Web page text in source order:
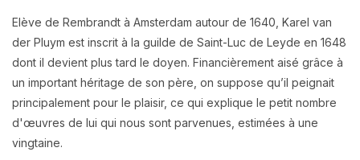
Elève de Rembrandt à Amsterdam autour de 1640, Karel van
der Pluym est inscrit à la guilde de Saint-Luc de Leyde en 1648
dont il devient plus tard le doyen. Financièrement aisé grâce à
un important héritage de son père, on suppose qu’il peignait
principalement pour le plaisir, ce qui explique le petit nombre
d'œuvres de lui qui nous sont parvenues, estimées à une
vingtaine.